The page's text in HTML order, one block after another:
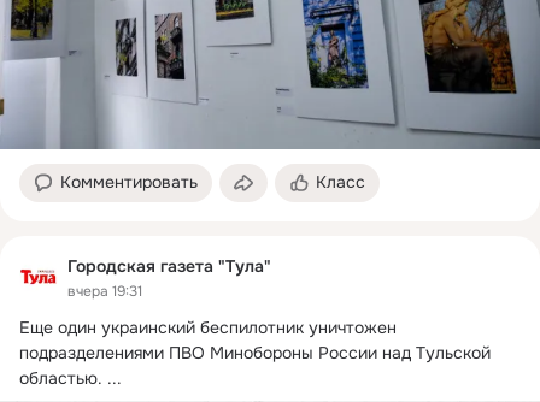
Комментировать Класс
Городская газета "Тула"
вчера 19:31
Еще один украинский беспилотник уничтожен
подразделениями ПВО Минобороны России над Тульской
областью. ...